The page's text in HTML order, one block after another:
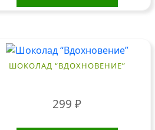
ШОКОЛАД “ВДОХНОВЕНИЕ”
299₽